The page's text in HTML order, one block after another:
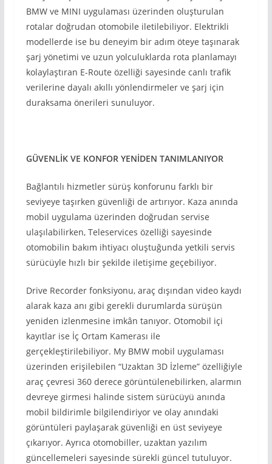
BMW ve MINI uygulaması üzerinden oluşturulan
rotalar doğrudan otomobile iletilebiliyor. Elektrikli
modellerde ise bu deneyim bir adım öteye taşınarak
şarj yönetimi ve uzun yolculuklarda rota planlamayı
kolaylaştıran E-Route özelliği sayesinde canlı trafik
verilerine dayalı akıllı yönlendirmeler ve şarj için
duraksama önerileri sunuluyor.
GÜVENLİK VE KONFOR YENİDEN TANIMLANIYOR
Bağlantılı hizmetler sürüş konforunu farklı bir
seviyeye taşırken güvenliği de artırıyor. Kaza anında
mobil uygulama üzerinden doğrudan servise
ulaşılabilirken, Teleservices özelliği sayesinde
otomobilin bakım ihtiyacı oluştuğunda yetkili servis
sürücüyle hızlı bir şekilde iletişime geçebiliyor.
Drive Recorder fonksiyonu, araç dışından video kaydı
alarak kaza anı gibi gerekli durumlarda sürüşün
yeniden izlenmesine imkân tanıyor. Otomobil içi
kayıtlar ise İç Ortam Kamerası ile
gerçekleştirilebiliyor. My BMW mobil uygulaması
üzerinden erişilebilen “Uzaktan 3D İzleme” özelliğiyle
araç çevresi 360 derece görüntülenebilirken, alarmın
devreye girmesi halinde sistem sürücüyü anında
mobil bildirimle bilgilendiriyor ve olay anındaki
görüntüleri paylaşarak güvenliği en üst seviyeye
çıkarıyor. Ayrıca otomobiller, uzaktan yazılım
güncellemeleri sayesinde sürekli güncel tutuluyor.